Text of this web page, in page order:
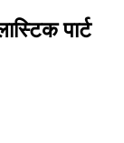
पार्ट